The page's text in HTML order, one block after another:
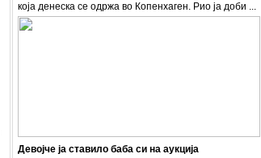
која денеска се одржа во Копенхаген. Рио ја доби ...
Девојче ја ставило баба си на аукција